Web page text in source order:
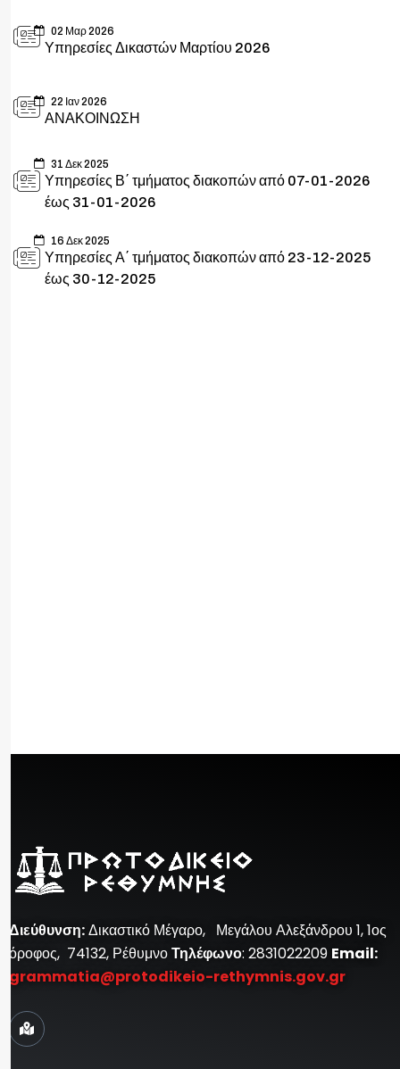
02 Μαρ 2026
Υπηρεσίες Δικαστών Μαρτίου 2026
22 Ιαν 2026
ΑΝΑΚΟΙΝΩΣΗ
31 Δεκ 2025
Υπηρεσίες Β΄ τμήματος διακοπών από 07-01-2026
έως 31-01-2026
16 Δεκ 2025
Υπηρεσίες Α΄ τμήματος διακοπών από 23-12-2025
έως 30-12-2025
Διεύθυνση:Δικαστικό Μέγαρο, Μεγάλου Αλεξάνδρου 1, 1ος
όροφος, 74132, ΡέθυμνοΤηλέφωνο: 2831022209 Email:
grammatia@protodikeio-rethymnis.gov.gr